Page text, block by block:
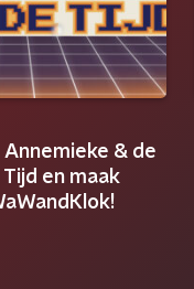
& de
en maak